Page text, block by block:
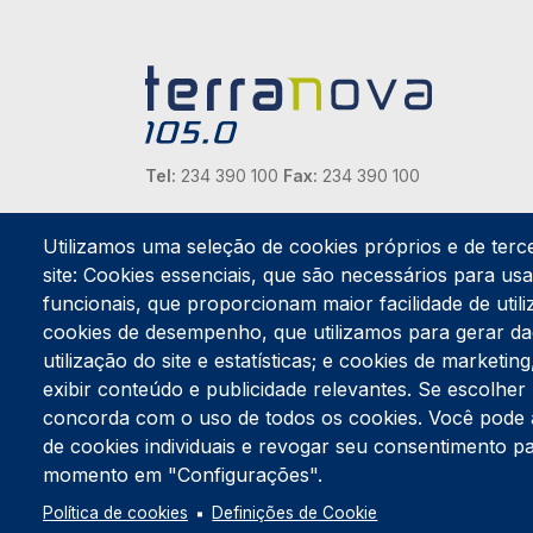
Tel: 234 390 100 Fax: 234 390 100
Endereço Postal
Apartado 42
Rua Gil Eanes 31
3834-908 Gafanha da Nazaré
Estúdios
Rua Prior Guerra
Edifício do Centro Cultural da Gafanha da Nazaré
3830-556 Gafanha da Nazaré
Utilizamos uma seleção de cookies próprios e de
site: Cookies essenciais, que são necessários para
funcionais, que proporcionam maior facilidade de
cookies de desempenho, que utilizamos para gerar
utilização do site e estatísticas; e cookies de
exibir conteúdo e publicidade relevantes. Se escolher
concorda com o uso de todos os cookies. Você pode
de cookies individuais e revogar seu consentimento
momento em "Configurações".
Política de cookies Definições de Cookie